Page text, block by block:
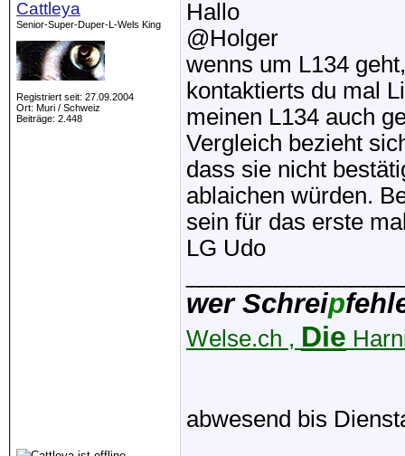
Cattleya
Senior-Super-Duper-L-Wels King
Registriert seit: 27.09.2004
Ort: Muri / Schweiz
Beiträge: 2.448
Hallo
@Holger
wenns um L134
kontaktierts du mal
meinen L134 auch
Vergleich bezieht
dass sie nicht
ablaichen würden.
sein für das erste
LG Udo
wer Schreip
Welse.ch , Die
abwesend bis